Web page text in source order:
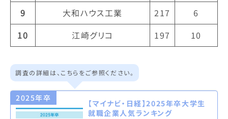
9
大和ハウス工業 217
6
10
江崎グリコ 197 10
調査の詳細は、こちらをご参照ください。
2025年卒
【マイナビ・日経】2025年卒大学生
就職企業人気ランキング